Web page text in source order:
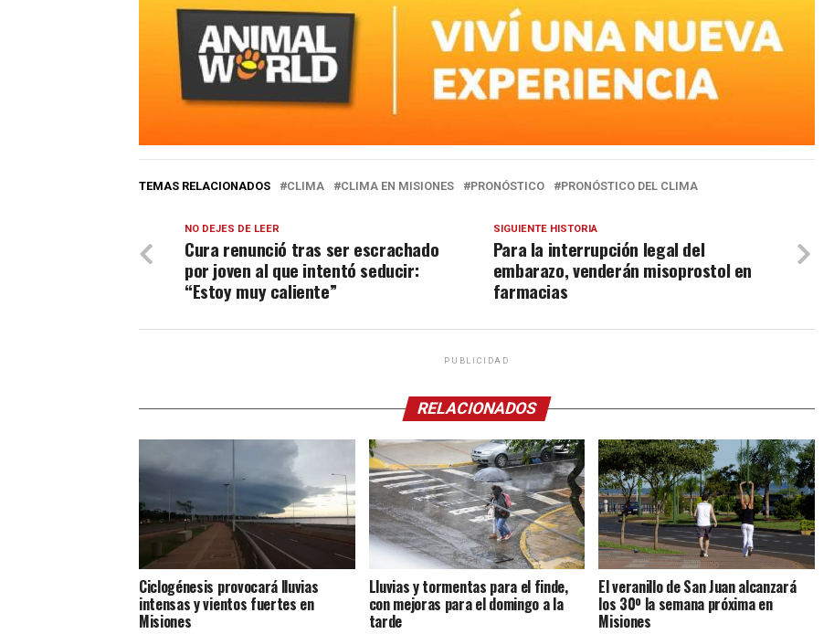
TEMAS RELACIONADOS CLIMA CLIMA EN MISIONES PRONÓSTICO PRONÓSTICO DEL CLIMA
SIGUIENTE HISTORIA
Para la interrupción legal del
embarazo, venderán misoprostol en
farmacias
NO DEJES DE LEER
Cura renunció tras ser escrachado
por joven al que intentó seducir:
“Estoy muy caliente”
PUBLICIDAD
RELACIONADOS
Ciclogénesis provocará lluvias
intensas y vientos fuertes en
Misiones
Lluvias y tormentas para el finde,
con mejoras para el domingo a la
tarde
El veranillo de San Juan alcanzará
los 30º la semana próxima en
Misiones